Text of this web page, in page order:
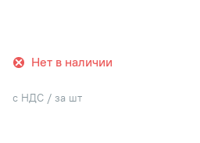
Нет в наличии
с НДС / за шт